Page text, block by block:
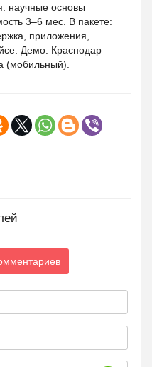
научные основы
3–6 мес. В пакете:
приложения,
Демо: Краснодар
(мобильный).